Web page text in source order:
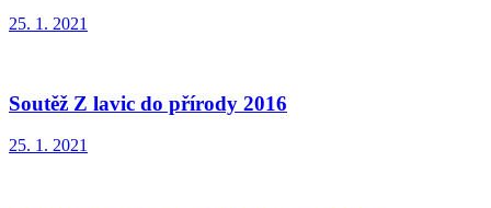
25. 1. 2021
Soutěž Z lavic do přírody 2016
25. 1. 2021